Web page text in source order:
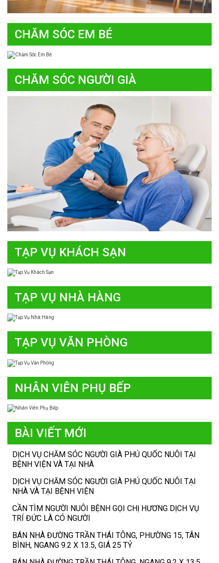
CHĂM SÓC EM BÉ
CHĂM SÓC NGƯỜI GIÀ
TẠP VỤ KHÁCH SẠN
TẠP VỤ NHÀ HÀNG
TẠP VỤ VĂN PHÒNG
NHÂN VIÊN PHỤ BẾP
BÀI VIẾT MỚI
DỊCH VỤ CHĂM SÓC NGƯỜI GIÀ PHÚ QUỐC NUÔI TẠI
BỆNH VIỆN VÀ TẠI NHÀ
DỊCH VỤ CHĂM SÓC NGƯỜI GIÀ PHÚ QUỐC NUÔI TẠI
NHÀ VÀ TẠI BỆNH VIỆN
CẦN TÌM NGƯỜI NUÔI BỆNH GỌI CHỊ HƯƠNG DỊCH VỤ
TRÍ ĐỨC LÀ CÓ NGƯỜI
BÁN NHÀ ĐƯỜNG TRẦN THÁI TÔNG, PHƯỜNG 15, TÂN
BÌNH, NGANG 9.2 X 13.5, GIÁ 25 TỶ